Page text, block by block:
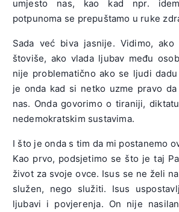
umjesto nas, kao kad npr.
potpunoma se prepuštamo u ruke
Sada već biva jasnije. Vidimo, ako
štoviše, ako vlada ljubav među
nije problematično ako se ljudi
je onda kad si netko uzme pravo
nas. Onda govorimo o tiraniji,
nedemokratskim sustavima.
I što je onda s tim da mi postanemo
Kao prvo, podsjetimo se što je taj
život za svoje ovce. Isus se ne želi
služen, nego služiti. Isus
ljubavi i povjerenja. On nije